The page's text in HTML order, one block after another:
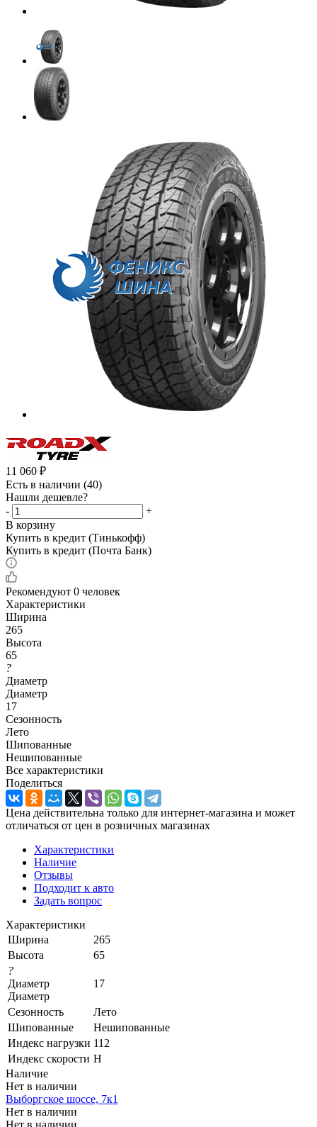
11 060 ₽
Есть в наличии (40)
Нашли дешевле?
-
+
В корзину
Купить в кредит (Тинькофф)
Купить в кредит (Почта Банк)
Рекомендуют 0 человек
Характеристики
Ширина
265
Высота
65
?
Диаметр
Диаметр
17
Сезонность
Лето
Шипованные
Нешипованные
Все характеристики
Поделиться
Цена действительна только для интернет-магазина и может
отличаться от цен в розничных магазинах
Характеристики
Наличие
Отзывы
Подходит к авто
Задать вопрос
Характеристики
Ширина
265
Высота
65
?
Диаметр
Диаметр
17
Сезонность
Лето
Шипованные
Нешипованные
Индекс нагрузки 112
Индекс скорости H
Наличие
Нет в наличии
Выборгское шоссе, 7к1
Нет в наличии